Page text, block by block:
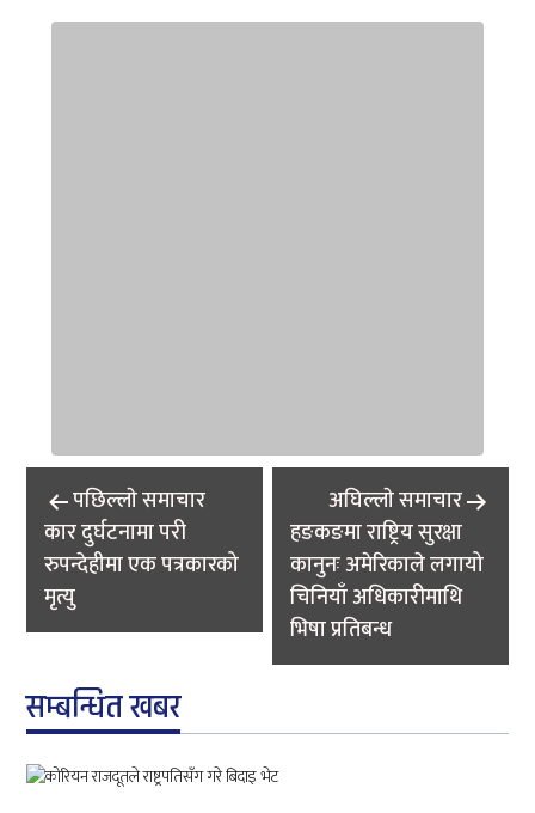
Post
navigation
पछिल्लाे समाचार
कार दुर्घटनामा परी
रुपन्देहीमा एक पत्रकारको
मृत्यु
अघिल्लाे समाचार
हङकङमा राष्ट्रिय सुरक्षा
कानुनः अमेरिकाले लगायो
चिनियाँ अधिकारीमाथि
भिषा प्रतिबन्ध
सम्बन्धित खबर